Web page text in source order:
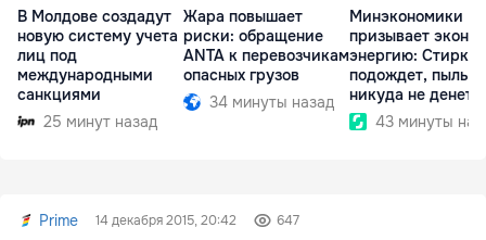
В Молдове создадут
новую систему учета
лиц под
международными
санкциями
25 минут назад
Жара повышает
риски: обращение
ANTA к перевозчикам
опасных грузов
34 минуты назад
Минэкономики
призывает
энергию: Стирка
подождет, пыль
никуда не
43 минуты
Prime 14 декабря 2015, 20:42 647